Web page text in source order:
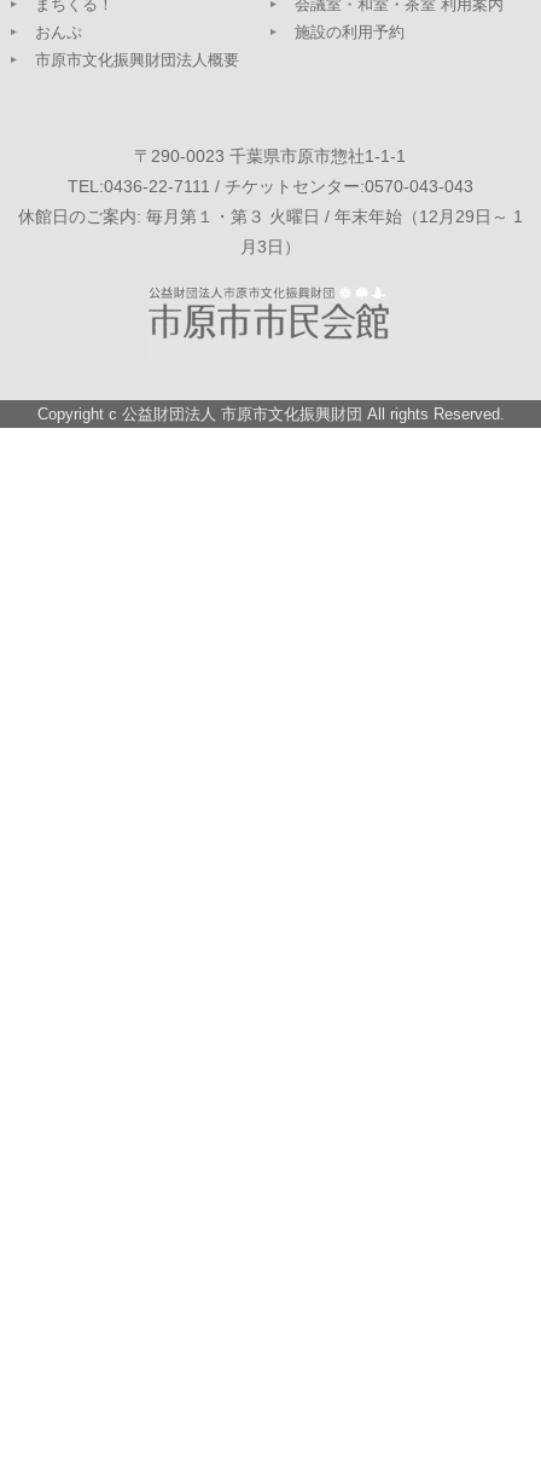
まちくる！
おんぷ
市原市文化振興財団法人概要
会議室・和室・茶室 利用案内
施設の利用予約
〒290-0023 千葉県市原市惣社1-1-1
TEL:0436-22-7111 / チケットセンター:0570-043-043
休館日のご案内: 毎月第１・第３ 火曜日 / 年末年始（12月29日～ 1
月3日）
Copyright c 公益財団法人 市原市文化振興財団 All rights Reserved.